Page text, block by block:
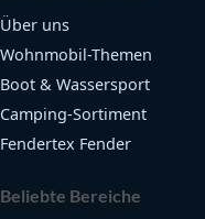
Über uns
Wohnmobil-Themen
Boot & Wassersport
Camping-Sortiment
Fendertex Fender
Beliebte Bereiche